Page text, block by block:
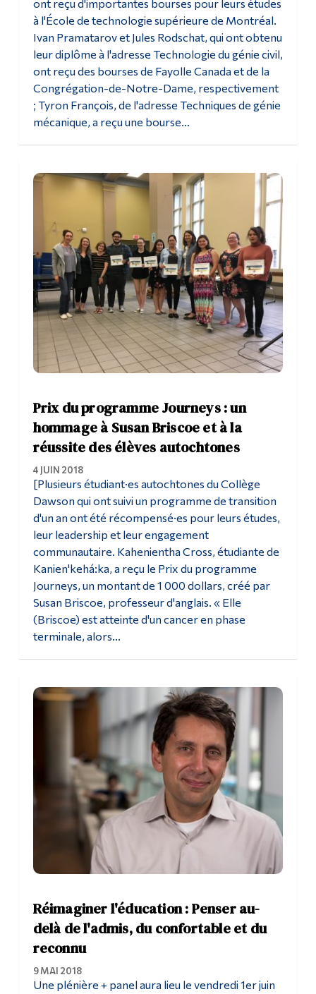
ont reçu d'importantes bourses pour leurs études
à l'École de technologie supérieure de Montréal.
Ivan Pramatarov et Jules Rodschat, qui ont obtenu
leur diplôme à l'adresse Technologie du génie civil,
ont reçu des bourses de Fayolle Canada et de la
Congrégation-de-Notre-Dame, respectivement
; Tyron François, de l'adresse Techniques de génie
mécanique, a reçu une bourse...
Prix du programme Journeys : un
hommage à Susan Briscoe et à la
réussite des élèves autochtones
4 JUIN 2018
[Plusieurs étudiant·es autochtones du Collège
Dawson qui ont suivi un programme de transition
d'un an ont été récompensé·es pour leurs études,
leur leadership et leur engagement
communautaire. Kahenientha Cross, étudiante de
Kanien'kehá:ka, a reçu le Prix du programme
Journeys, un montant de 1 000 dollars, créé par
Susan Briscoe, professeur d'anglais. « Elle
(Briscoe) est atteinte d'un cancer en phase
terminale, alors...
Réimaginer l'éducation : Penser au-
delà de l'admis, du confortable et du
reconnu
9 MAI 2018
Une plénière + panel aura lieu le vendredi 1er juin